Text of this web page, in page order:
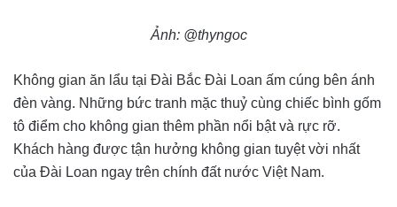
Ảnh: @thyngoc
Không gian ăn lẩu tại Đài Bắc Đài Loan ấm cúng bên ánh
đèn vàng. Những bức tranh mặc thuỷ cùng chiếc bình gốm
tô điểm cho không gian thêm phần nổi bật và rực rỡ.
Khách hàng được tận hưởng không gian tuyệt vời nhất
của Đài Loan ngay trên chính đất nước Việt Nam.